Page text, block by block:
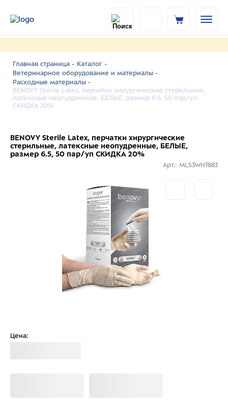
Главная страница - Каталог -
Ветеринарное оборудование и материалы -
Расходные материалы -
BENOVY Sterile Latex, перчатки хирургические стерильные,
латексные неопудренные, БЕЛЫЕ, размер 6.5, 50 пар/уп
СКИДКА 20%
BENOVY Sterile Latex, перчатки хирургические
стерильные, латексные неопудренные, БЕЛЫЕ,
размер 6.5, 50 пар/уп СКИДКА 20%
Арт.: MLS3WH7883
Цена: